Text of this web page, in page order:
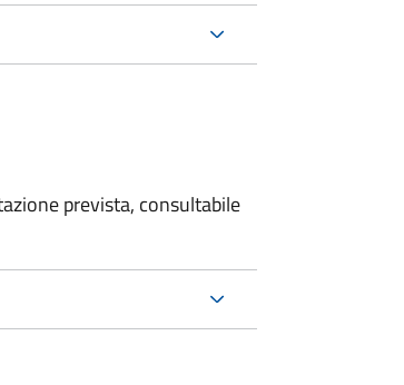
prevista, consultabile